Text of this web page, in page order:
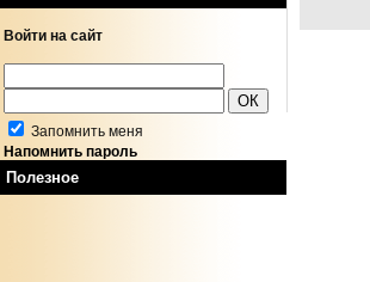
Войти на сайт
Запомнить меня
Напомнить пароль
Полезное